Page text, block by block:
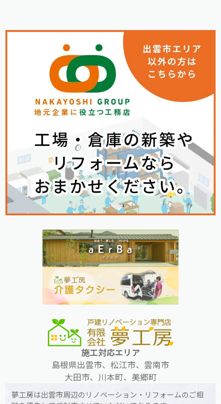
施工対応エリア
島根県出雲市、松江市、雲南市
大田市、川本町、美郷町
夢工房は出雲市周辺のリノベーション・リフォームのご相